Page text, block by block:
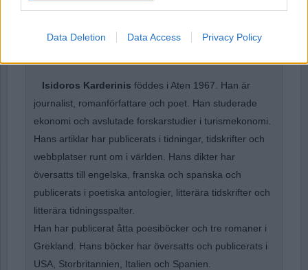
Data Deletion Data Access Privacy Policy
Forgot Password
Isidoros Karderinis föddes i Aten 1967. Han är
journalist, romanförfattare och poet. Han studerade
ekonomi och avslutade forskarstudier i turismekonomi.
Hans artiklar har publicerats i tidningar, tidskrifter och
webbplatser runt om i världen. Hans dikter har
översatts till engelska, franska och spanska och
publicerats i poetiska antologier, litterära tidskrifter och
litterära tidningsspalter.
Han har publicerat åtta poesiböcker och tre romaner i
Grekland. Hans böcker har översatts och publicerats i
USA, Storbritannien, Italien och Spanien.